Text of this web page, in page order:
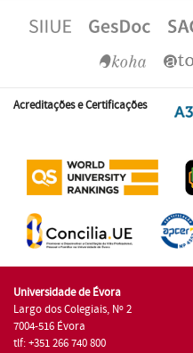
Acreditações e Certificações
Universidade de Évora
Largo dos Colegiais, Nº 2
7004-516 Évora
tlf: +351 266 740 800